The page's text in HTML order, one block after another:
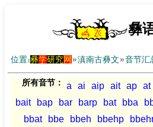
彝
位置：彝学研究网 »滇南古彝文 »音节汇
所有音节： a ai aip ait ap at
bait
bap bar barp bat bba
bbat
bbe bbeh bbehp